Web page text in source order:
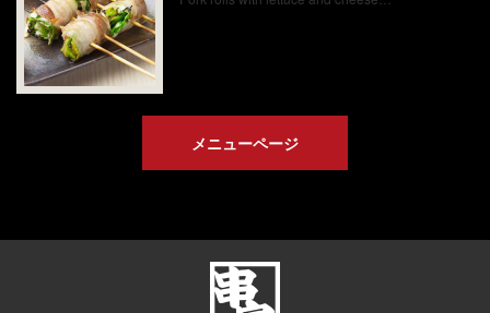
メニューページ